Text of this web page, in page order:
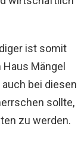
ist somit
Haus Mängel
bei diesen
sollte,
zu werden.